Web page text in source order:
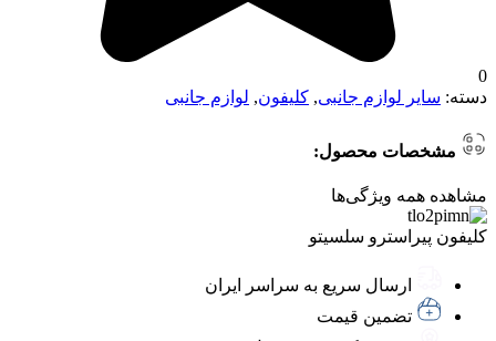
0
دسته: سایر لوازم جانبی, کلیفون, لوازم جانبی
مشخصات محصول:
مشاهده همه ویژگی‌ها
کلیفون پیراسترو سلسیتو
ارسال سریع به سراسر ایران
تضمین قیمت